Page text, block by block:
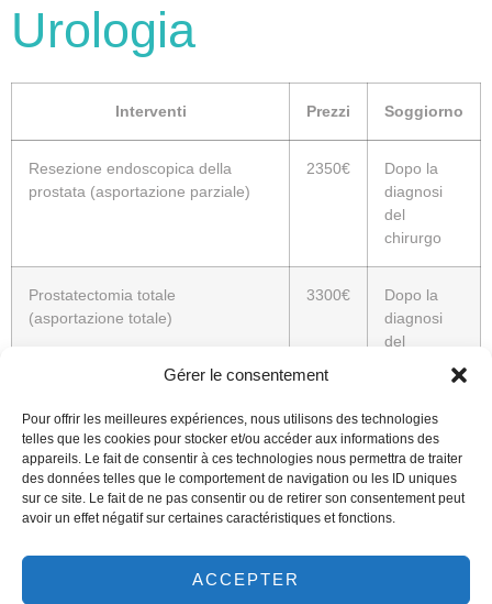
Gérer le consentement
Pour offrir les meilleures expériences, nous utilisons des technologies
telles que les cookies pour stocker et/ou accéder aux informations des
appareils. Le fait de consentir à ces technologies nous permettra de traiter
des données telles que le comportement de navigation ou les ID uniques
sur ce site. Le fait de ne pas consentir ou de retirer son consentement peut
avoir un effet négatif sur certaines caractéristiques et fonctions.
ACCEPTER
Urologia
Interventi Prezzi Soggiorno
Resezione endoscopica della
prostata (asportazione parziale)
2350€
Dopo la
diagnosi
del
chirurgo
Prostatectomia totale
(asportazione totale)
3300€
Dopo la
diagnosi
del
Resezione tumore vescicale per
via endoscopica
1600€
Dopo la
diagnosi
del
chirurgo